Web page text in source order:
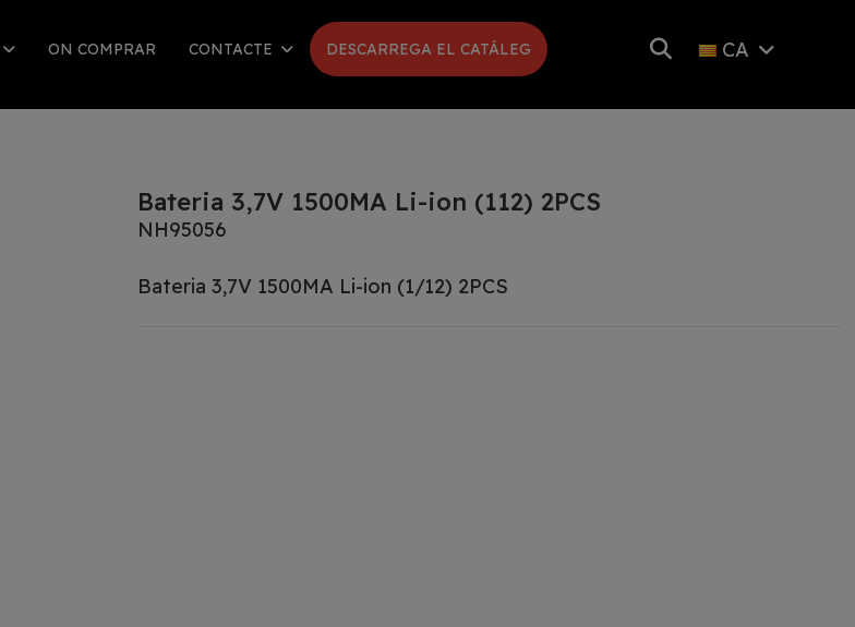
ON COMPRAR CONTACTE DESCARREGA EL CATÁLEG CA
Bateria 3,7V 1500MA Li-ion (112) 2PCS
NH95056
Bateria 3,7V 1500MA Li-ion (1/12) 2PCS